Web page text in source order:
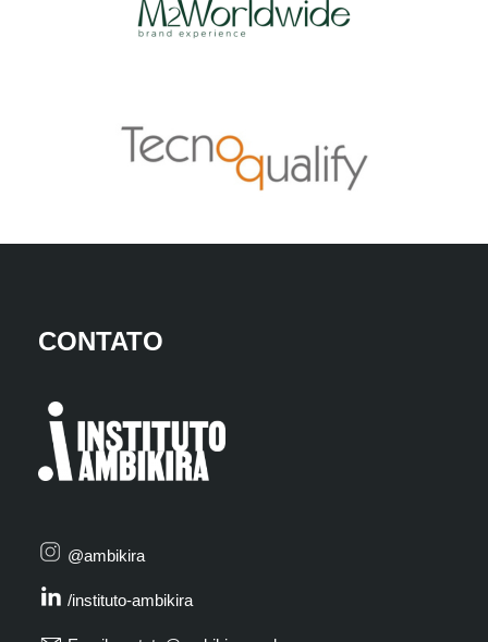
CONTATO
@ambikira
/instituto-ambikira